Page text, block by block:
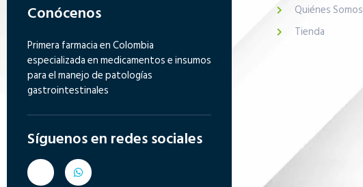
Conócenos
Primera farmacia en Colombia
especializada en medicamentos e insumos
para el manejo de patologías
gastrointestinales
Síguenos en redes sociales
Quiénes Somos
Tienda